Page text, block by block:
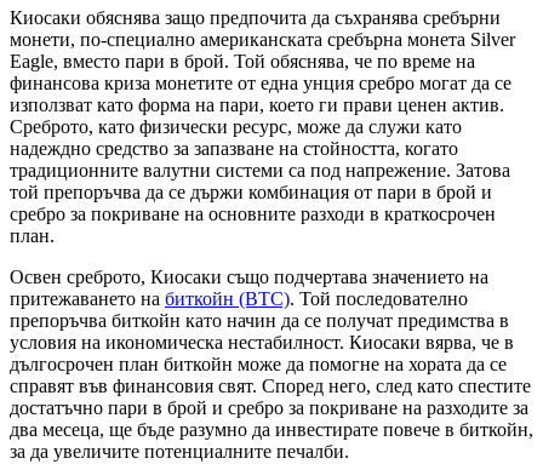
Киосаки обяснява защо предпочита да съхранява сребърни
монети, по-специално американската сребърна монета Silver
Eagle, вместо пари в брой. Той обяснява, че по време на
финансова криза монетите от една унция сребро могат да се
използват като форма на пари, което ги прави ценен актив.
Среброто, като физически ресурс, може да служи като
надеждно средство за запазване на стойността, когато
традиционните валутни системи са под напрежение. Затова
той препоръчва да се държи комбинация от пари в брой и
сребро за покриване на основните разходи в краткосрочен
план.
Освен среброто, Киосаки също подчертава значението на
притежаването на биткойн (BTC). Той последователно
препоръчва биткойн като начин да се получат предимства в
условия на икономическа нестабилност. Киосаки вярва, че в
дългосрочен план биткойн може да помогне на хората да се
справят във финансовия свят. Според него, след като спестите
достатъчно пари в брой и сребро за покриване на разходите за
два месеца, ще бъде разумно да инвестирате повече в биткойн,
за да увеличите потенциалните печалби.